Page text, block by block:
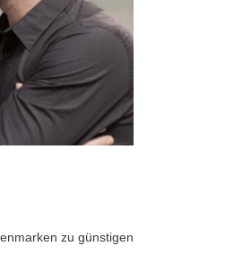
zu günstigen